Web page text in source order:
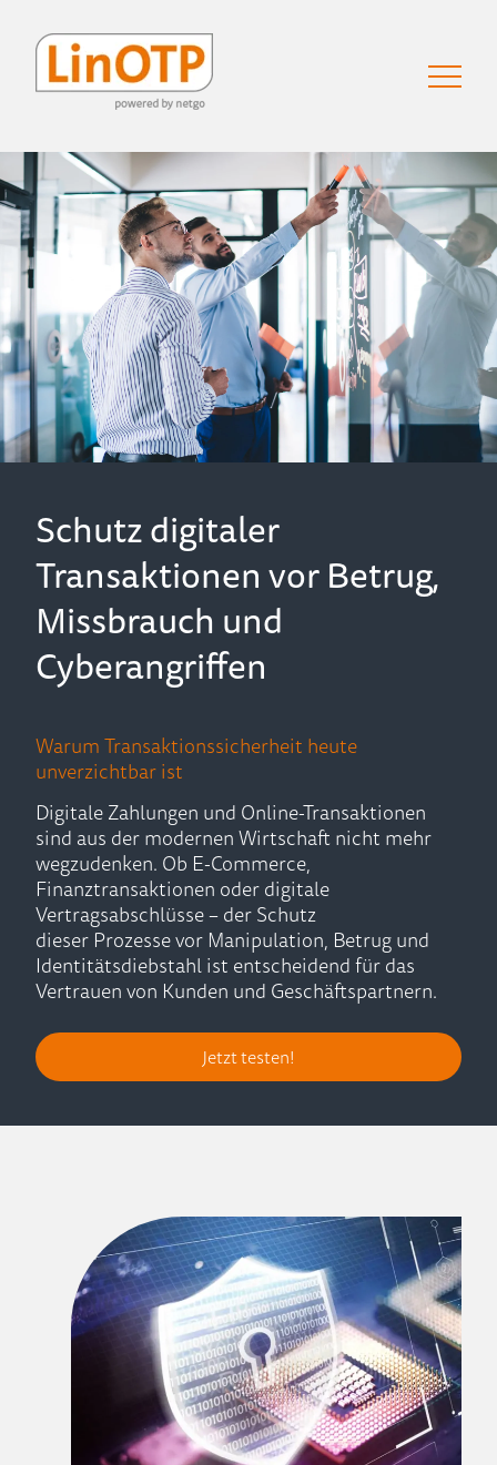
Schutz digitaler
Transaktionen vor Betrug,
Missbrauch und
Cyberangriffen
Warum Transaktionssicherheit heute
unverzichtbar ist
Digitale Zahlungen und Online-Transaktionen
sind aus der modernen Wirtschaft nicht mehr
wegzudenken. Ob E-Commerce,
Finanztransaktionen oder digitale
Vertragsabschlüsse – der Schutz
dieser Prozesse vor Manipulation, Betrug und
Identitätsdiebstahl ist entscheidend für das
Vertrauen von Kunden und Geschäftspartnern.
Jetzt testen!